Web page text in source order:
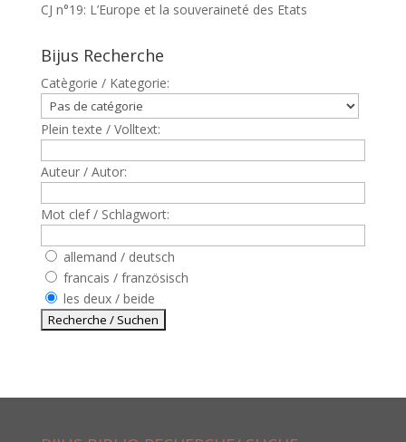
CJ n°19: L’Europe et la souveraineté des Etats
Bijus Recherche
Catègorie / Kategorie:
Plein texte / Volltext:
Auteur / Autor:
Mot clef / Schlagwort:
allemand / deutsch
francais / französisch
les deux / beide